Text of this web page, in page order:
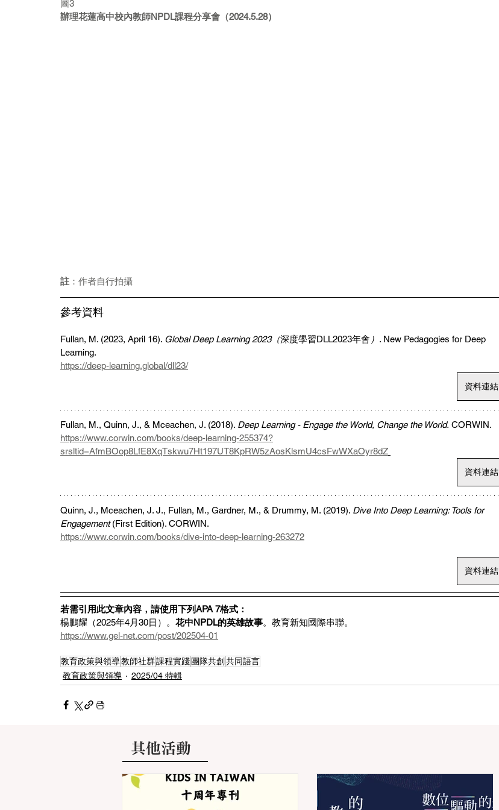
圖3
辦理花蓮高中校內教師NPDL課程分享會（2024.5.28）
註 ：作者自行拍攝
參考資料
Fullan, M. (2023, April 16). Global Deep Learning 2023（深度學習DLL2023年會 ） . New Pedagogies for Deep
Learning.
https://deep-learning.global/dll23/
資料連結
Fullan, M., Quinn, J., & Mceachen, J. (2018). Deep Learning - Engage the World, Change the World. CORWIN.
https://www.corwin.com/books/deep-learning-255374?
srsltid=AfmBOop8LfE8XqTskwu7Ht197UT8KpRW5zAosKlsmU4csFwWXaOyr8dZ
資料連結
Quinn, J., Mceachen, J. J., Fullan, M., Gardner, M., & Drummy, M. (2019). Dive Into Deep Learning: Tools for
Engagement (First Edition). CORWIN.
https://www.corwin.com/books/dive-into-deep-learning-263272
資料連結
若需引用此文章內容，請使用下列APA 7格式：
楊鵬耀（2025年4月30日）。 花中NPDL的英雄故事。教育新知國際串聯。
https://www.gel-net.com/post/202504-01
教育政策與領導教師社群課程實踐團隊共創 共同語言
教育政策與領導
2025/04 特輯
其他活動